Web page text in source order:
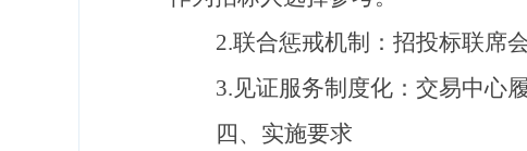
2.联合惩戒机制：招投标联席
3. 见证服务制度化：交易中心
四、实施要求